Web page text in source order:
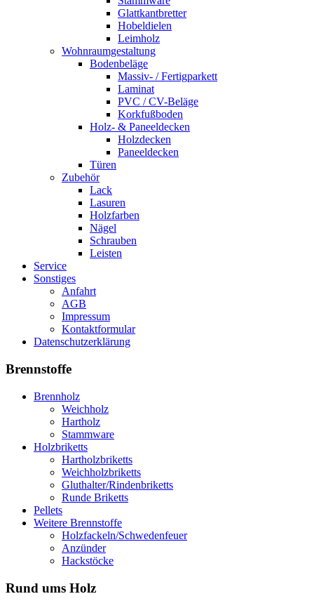
Glattkantbretter
Hobeldielen
Leimholz
Wohnraumgestaltung
Bodenbeläge
Massiv- / Fertigparkett
Laminat
PVC / CV-Beläge
Korkfußboden
Holz- & Paneeldecken
Holzdecken
Paneeldecken
Türen
Zubehör
Lack
Lasuren
Holzfarben
Nägel
Schrauben
Leisten
Service
Sonstiges
Anfahrt
AGB
Impressum
Kontaktformular
Datenschutzerklärung
Brennstoffe
Brennholz
Weichholz
Hartholz
Stammware
Holzbriketts
Hartholzbriketts
Weichholzbriketts
Gluthalter/Rindenbriketts
Runde Briketts
Pellets
Weitere Brennstoffe
Holzfackeln/Schwedenfeuer
Anzünder
Hackstöcke
Rund ums Holz